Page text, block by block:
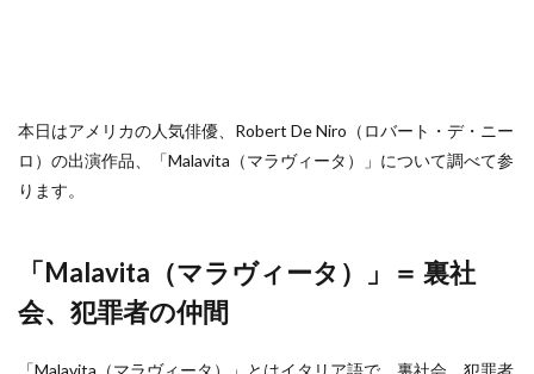
本日はアメリカの人気俳優、Robert De Niro（ロバート・デ・ニー
ロ）の出演作品、「Malavita（マラヴィータ）」について調べて参
ります。
「Malavita（マラヴィータ）」＝ 裏社
会、犯罪者の仲間
「Malavita（マラヴィータ）」とはイタリア語で、裏社会、犯罪者